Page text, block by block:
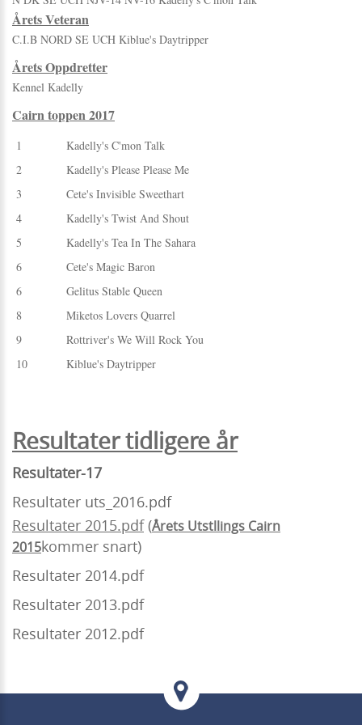
Årets Veteran
C.I.B NORD SE UCH Kiblue's Daytripper
Årets Oppdretter
Kennel Kadelly
Cairn toppen 2017
1
Kadelly's C'mon Talk
2
Kadelly's Please Please Me
3
Cete's Invisible Sweethart
4
Kadelly's Twist And Shout
5
Kadelly's Tea In The Sahara
6
Cete's Magic Baron
6
Gelitus Stable Queen
8
Miketos Lovers Quarrel
9
Rottriver's We Will Rock You
10
Kiblue's Daytripper
Resultater tidligere år
Resultater-17
Resultater uts_2016.pdf
Resultater 2015.pdf(Årets Utstllings Cairn
2015kommer snart)
Resultater 2014.pdf
Resultater 2013.pdf
Resultater 2012.pdf